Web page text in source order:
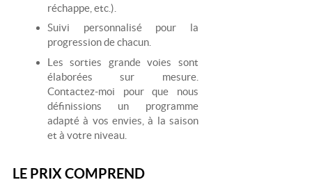
réchappe, etc.).
Suivi personnalisé pour la
progression de chacun.
Les sorties grande voies sont
élaborées sur mesure.
Contactez-moi pour que nous
définissions un programme
adapté à vos envies, à la saison
et à votre niveau.
LE PRIX COMPREND